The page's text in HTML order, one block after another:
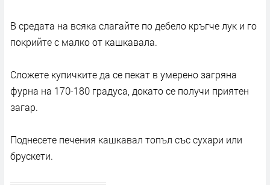
В средата на всяка слагайте по дебело кръгче лук и го
покрийте с малко от кашкавала.
Сложете купичките да се пекат в умерено загряна
фурна на 170-180 градуса, докато се получи приятен
загар.
Поднесете печения кашкавал топъл със сухари или
брускети.